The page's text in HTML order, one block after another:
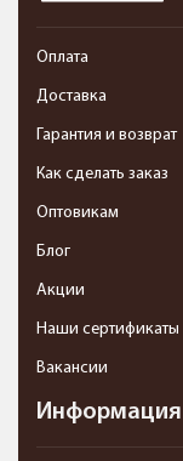
Информация
Оплата
Доставка
Гарантия и возврат
Как сделать заказ
Оптовикам
Блог
Акции
Наши сертификаты
Вакансии